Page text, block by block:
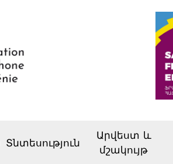
Տնտեսություն
Արվեստ և
մշակույթ